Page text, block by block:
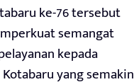
ke-76 tersebut
semangat
kepada
yang semakin